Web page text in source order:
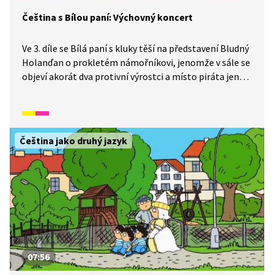
Čeština s Bílou paní: Výchovný koncert
Ve 3. díle se Bílá paní s kluky těší na představení Bludný
Holanďan o prokletém námořníkovi, jenomže v sále se
objeví akorát dva protivní výrostci a místo piráta jen
za vyučenou i oběma výrostkům.
Čeština jako druhý jazyk
07:56